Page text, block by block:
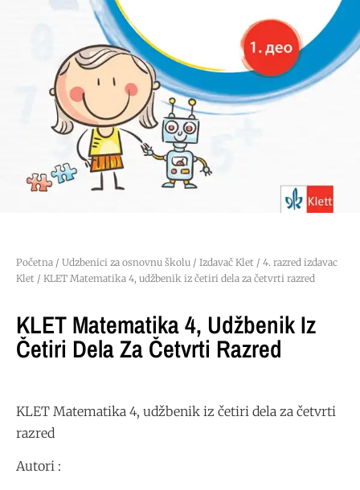
Početna / Udzbenici za osnovnu školu / Izdavač Klet / 4. razred izdavac
Klet / KLET Matematika 4, udžbenik iz četiri dela za četvrti razred
KLET Matematika 4, Udžbenik Iz
Četiri Dela Za Četvrti Razred
KLET Matematika 4, udžbenik iz četiri dela za četvrti
razred
Autori :